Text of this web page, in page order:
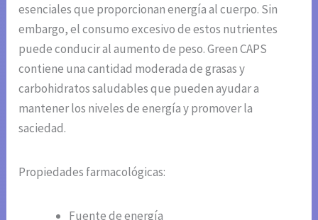
esenciales que proporcionan energía al cuerpo. Sin
embargo, el consumo excesivo de estos nutrientes
puede conducir al aumento de peso. Green CAPS
contiene una cantidad moderada de grasas y
carbohidratos saludables que pueden ayudar a
mantener los niveles de energía y promover la
saciedad.
Propiedades farmacológicas:
Fuente de energía